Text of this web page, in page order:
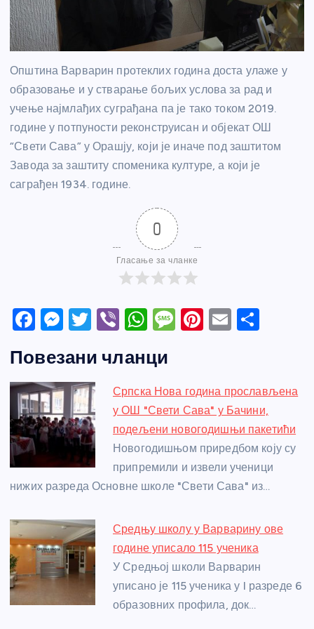
Општина Варварин протеклих година доста улаже у
образовање и у стварање бољих услова за рад и
учење најмлађих суграђана па је тако током 2019.
године у потпуности реконструисан и објекат ОШ
“Свети Сава” у Орашју, који је иначе под заштитом
Завода за заштиту споменика културе, а који је
саграђен 1934. године.
0
Гласање за чланке
F
c
e
b
o
o
k
M
ss
e
n
g
er
T
itt
er
Vi
er
W
at
s
A
p
p
M
a
g
e
Pi
e
st
E
e
Повезани чланци
Српска Нова година прослављена
у ОШ "Свети Сава" у Бачини,
подељени новогодишњи пакетићи
Новогодишњом приредбом коју су
припремили и извели ученици
нижих разреда Основне школе "Свети Сава" из…
Средњу школу у Варварину ове
године уписало 115 ученика
У Средњој школи Варварин
уписано је 115 ученика у I разреде 6
образовних профила, док…